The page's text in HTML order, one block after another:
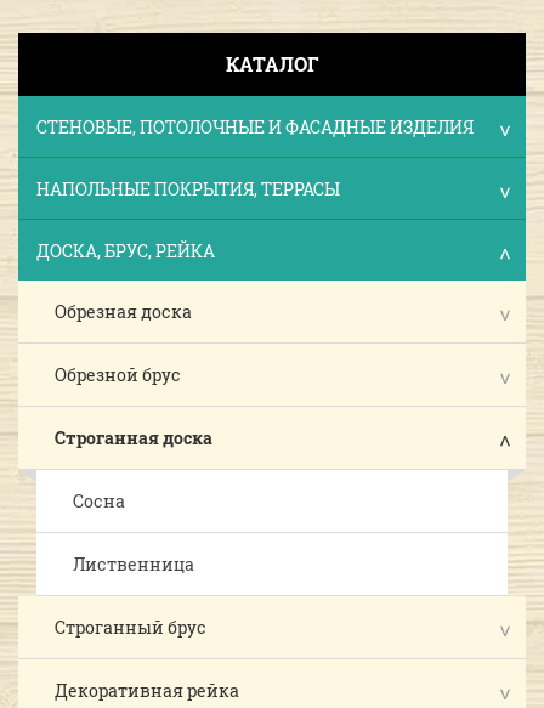
КАТАЛОГ
СТЕНОВЫЕ, ПОТОЛОЧНЫЕ И ФАСАДНЫЕ ИЗДЕЛИЯ
НАПОЛЬНЫЕ ПОКРЫТИЯ, ТЕРРАСЫ
ДОСКА, БРУС, РЕЙКА
Обрезная доска
Обрезной брус
Строганная доска
Сосна
Лиственница
Строганный брус
Декоративная рейка